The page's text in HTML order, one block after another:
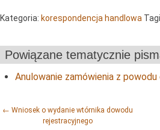
Kategoria: korespondencja handlowa
Powiązane tematycznie
Anulowanie zamówienia z powodu
Post navigation
← Wniosek o wydanie wtórnika dowodu
rejestracyjnego